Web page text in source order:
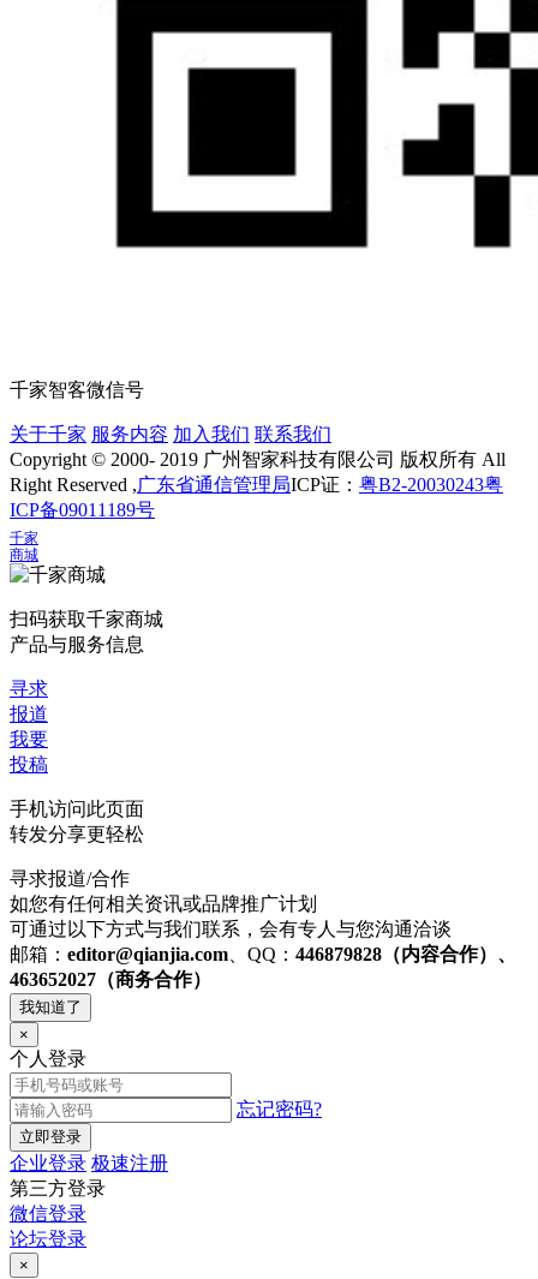
千家智客微信号
关于千家 服务内容 加入我们 联系我们
Copyright © 2000- 2019 广州智家科技有限公司 版权所有 All
Right Reserved ,广东省通信管理局ICP证： 粤B2-20030243粤
ICP备09011189号
千家
商城
扫码获取千家商城
产品与服务信息
寻求
报道
我要
投稿
手机访问此页面
转发分享更轻松
寻求报道/合作
如您有任何相关资讯或品牌推广计划
可通过以下方式与我们联系，会有专人与您沟通洽谈
邮箱： editor@qianjia.com 、QQ： 446879828（内容合作）、
463652027（商务合作）
我知道了
×
个人登录
忘记密码?
立即登录
企业登录 极速注册
第三方登录
微信登录
论坛登录
×